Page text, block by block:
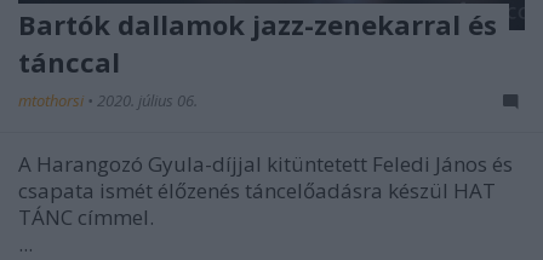
Bartók dallamok jazz-zenekarral és
tánccal
mtothorsi • 2020. július 06.
A Harangozó Gyula-díjjal kitüntetett Feledi János és
csapata ismét élőzenés táncelőadásra készül HAT
TÁNC címmel.
...